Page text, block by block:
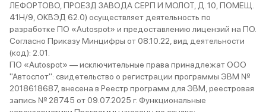
достойно,
- не
датчик
сложно
пороги не
ЛЕФОРТОВО, ПРОЕЗД ЗАВОДА СЕРП И МОЛОТ, Д. 10, ПОМЕЩ.
41Н/9, ОКВЭД 62.0) осуществляет деятельность по
разработке ПО «Autospot» и предоставлению лицензий на ПО.
Согласно Приказу Минцифры от 08.10.22, вид деятельности
(код): 2.01.
ПО «Autospot» — исключительные права принадлежат ООО
"Автоспот": свидетельство о регистрации программы ЭВМ №
2018618687, внесена в Реестр программ для ЭВМ, реестровая
запись № 28745 от 09.07.2025 г. Функциональные